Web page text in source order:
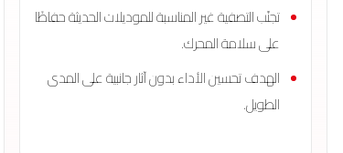
تجنّب التصفية غير المناسبة للموديلات الحديثة حفاظًا
على سلامة المحرك.
الهدف تحسين الأداء بدون آثار جانبية على المدى
الطويل.